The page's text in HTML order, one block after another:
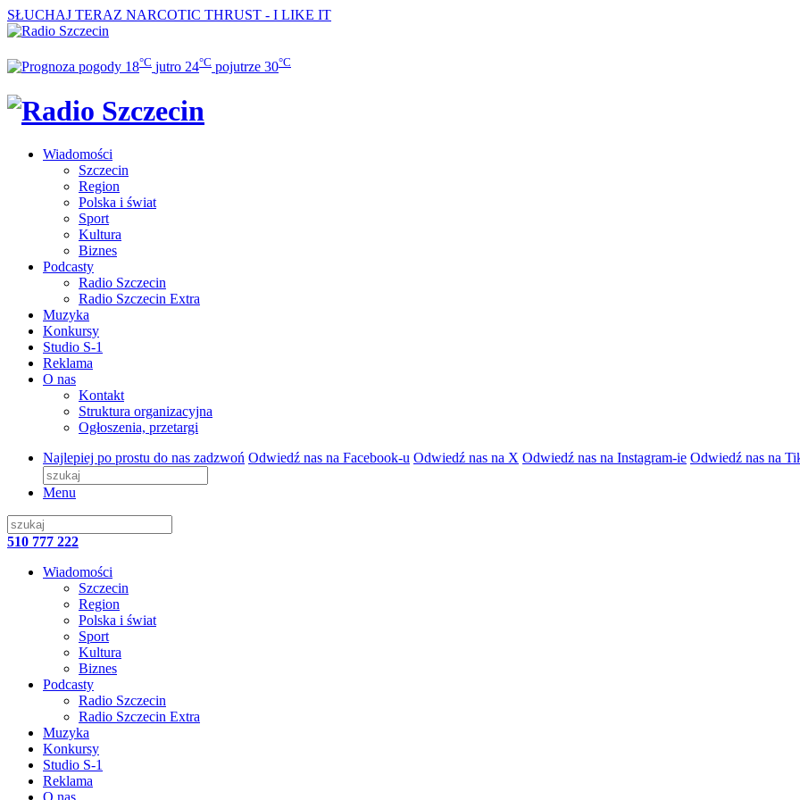
SŁUCHAJ TERAZ NARCOTIC THRUST - I LIKE IT
18°C jutro 24°C pojutrze 30°C
Wiadomości
Szczecin
Region
Polska i świat
Sport
Kultura
Biznes
Podcasty
Radio Szczecin
Radio Szczecin Extra
Muzyka
Konkursy
Studio S-1
Reklama
O nas
Kontakt
Struktura organizacyjna
Ogłoszenia, przetargi
Najlepiej po prostu do nas zadzwoń Odwiedź nas na Facebook-u Odwiedź nas na X Odwiedź nas na Instagram-ie Odwiedź nas na
Menu
510 777 222
Wiadomości
Szczecin
Region
Polska i świat
Sport
Kultura
Biznes
Podcasty
Radio Szczecin
Radio Szczecin Extra
Muzyka
Konkursy
Studio S-1
Reklama